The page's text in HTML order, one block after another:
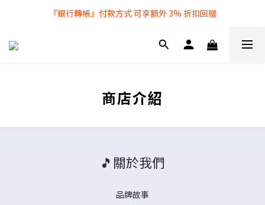
全店購物滿 $250 即享免費送貨服務
『銀行轉帳』付款方式 可享額外 3% 折扣回贈
全店購物滿 $250 即享免費送貨服務
商店介紹
🎵關於我們
品牌故事